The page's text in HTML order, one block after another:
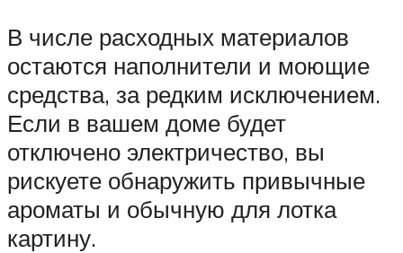
В числе расходных материалов
остаются наполнители и моющие
средства, за редким исключением.
Если в вашем доме будет
отключено электричество, вы
рискуете обнаружить привычные
ароматы и обычную для лотка
картину.